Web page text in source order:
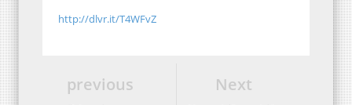
http://dlvr.it/T4WFvZ
Next
previous